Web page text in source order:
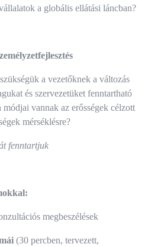
a globális ellátási láncban?
a vezetőknek a változás
és szervezetüket fenntartható
vannak az erősségek célzott
mérséklésre?
fenntartjuk
megbeszélések
(30 percben, tervezett,